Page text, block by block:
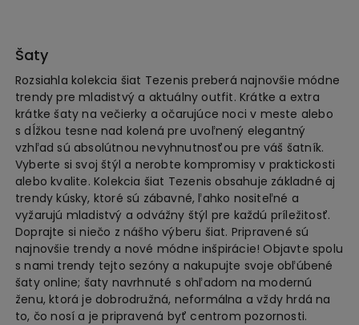
Šaty
Rozsiahla kolekcia šiat Tezenis preberá najnovšie módne
trendy pre mladistvý a aktuálny outfit. Krátke a extra
krátke šaty na večierky a očarujúce noci v meste alebo
s dĺžkou tesne nad kolená pre uvoľnený elegantný
vzhľad sú absolútnou nevyhnutnosťou pre váš šatník.
Vyberte si svoj štýl a nerobte kompromisy v praktickosti
alebo kvalite. Kolekcia šiat Tezenis obsahuje základné aj
trendy kúsky, ktoré sú zábavné, ľahko nositeľné a
vyžarujú mladistvý a odvážny štýl pre každú príležitosť.
Doprajte si niečo z nášho výberu šiat. Pripravené sú
najnovšie trendy a nové módne inšpirácie! Objavte spolu
s nami trendy tejto sezóny a nakupujte svoje obľúbené
šaty online; šaty navrhnuté s ohľadom na modernú
ženu, ktorá je dobrodružná, neformálna a vždy hrdá na
to, čo nosí a je pripravená byť centrom pozornosti.